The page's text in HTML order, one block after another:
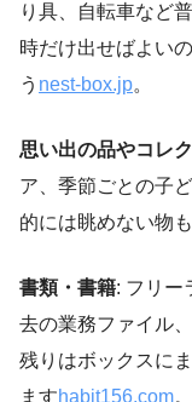
り具、自転車など
時だけ出せばよい
う nest-box.jp。
思い出の品やコレ
ア、季節ごとの子
的には眺めない物
書類・書籍: フリー
去の業務ファイル
残りはボックスに
ますhabit156.com。